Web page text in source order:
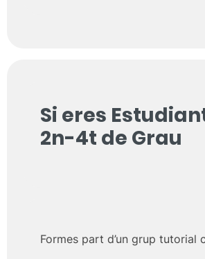
Si eres
2n-4t de Grau
Formes part d’un grup tutorial